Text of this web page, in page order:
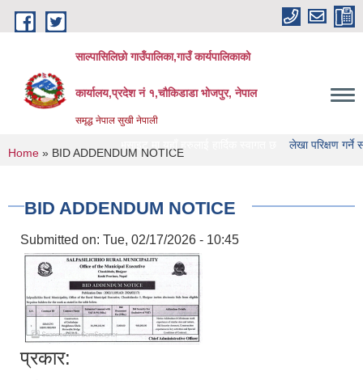
Skip to main content
साल्पासिलिछो गाउँपालिका,गाउँ कार्यपालिकाको
कार्यालय,प्रदेश नं १,चौकिडाडा भोजपुर, नेपाल
समृद्ध नेपाल सुखी नेपाली
लेखा परिक्षण गर्ने संस्था हरु
You are here
Home » BID ADDENDUM NOTICE
BID ADDENDUM NOTICE
Submitted on: Tue, 02/17/2026 - 10:45
प्रकार: